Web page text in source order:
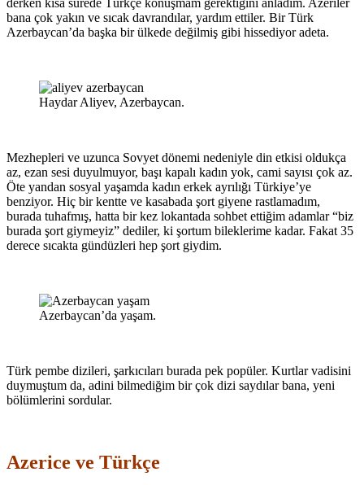
bana çok yakın ve sıcak davrandılar, yardım ettiler. Bir Türk
Azerbaycan’da başka bir ülkede değilmiş gibi hissediyor adeta.
Haydar Aliyev, Azerbaycan.
Mezhepleri ve uzunca Sovyet dönemi nedeniyle din etkisi oldukça
az, ezan sesi duyulmuyor, başı kapalı kadın yok, cami sayısı çok az.
Öte yandan sosyal yaşamda kadın erkek ayrılığı Türkiye’ye
benziyor. Hiç bir kentte ve kasabada şort giyene rastlamadım,
burada tuhafmış, hatta bir kez lokantada sohbet ettiğim adamlar “biz
burada şort giymeyiz” dediler, ki şortum bileklerime kadar. Fakat 35
derece sıcakta gündüzleri hep şort giydim.
Azerbaycan’da yaşam.
Türk pembe dizileri, şarkıcıları burada pek popüler. Kurtlar vadisini
duymuştum da, adini bilmediğim bir çok dizi saydılar bana, yeni
bölümlerini sordular.
Azerice ve Türkçe